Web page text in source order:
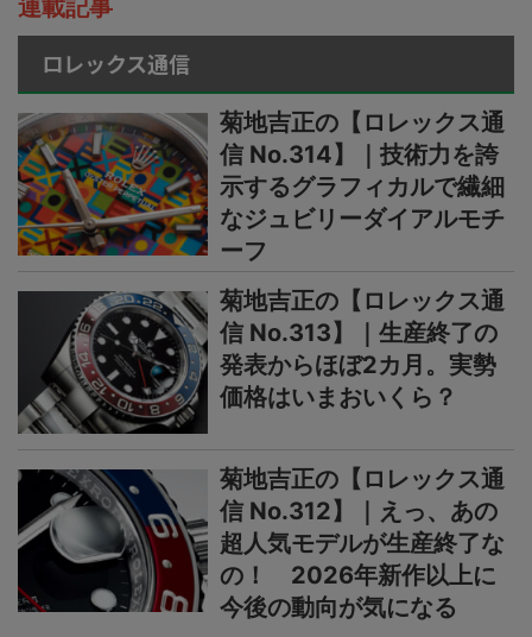
連載記事
ロレックス通信
菊地吉正の【ロレックス通
信 No.314】｜技術力を誇
示するグラフィカルで繊細
なジュビリーダイアルモチ
ーフ
菊地吉正の【ロレックス通
信 No.313】｜生産終了の
発表からほぼ2カ月。実勢
価格はいまおいくら？
菊地吉正の【ロレックス通
信 No.312】｜えっ、あの
超人気モデルが生産終了な
の！ 2026年新作以上に
今後の動向が気になる